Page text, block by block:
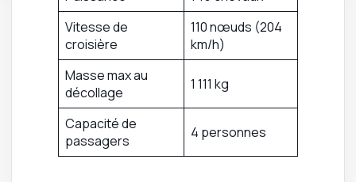
Vitesse de
croisière
110 nœuds (204
km/h)
Masse max au
décollage
1 111 kg
Capacité de
passagers
4 personnes